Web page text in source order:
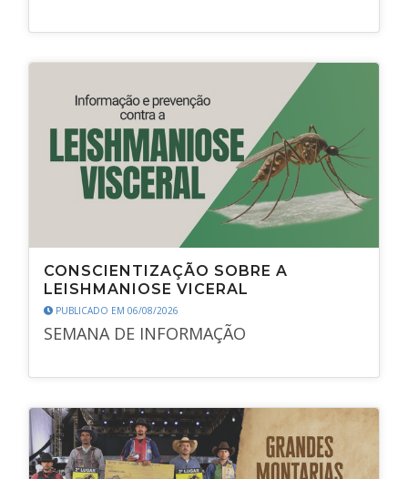
CONSCIENTIZAÇÃO SOBRE A
LEISHMANIOSE VICERAL
PUBLICADO EM 06/08/2026
SEMANA DE INFORMAÇÃO